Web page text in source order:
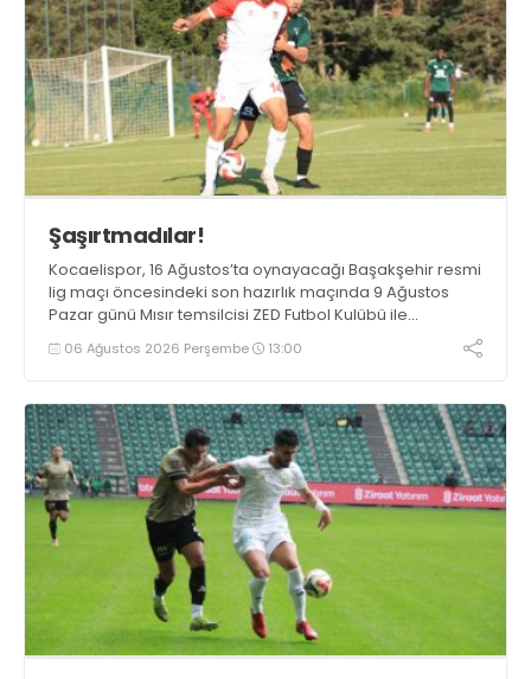
Şaşırtmadılar!
Kocaelispor, 16 Ağustos’ta oynayacağı Başakşehir resmi
lig maçı öncesindeki son hazırlık maçında 9 Ağustos
Pazar günü Mısır temsilcisi ZED Futbol Kulübü ile
karşılaşacak.
06 Ağustos 2026 Perşembe 13:00